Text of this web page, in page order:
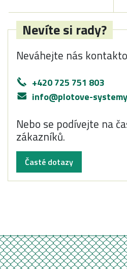
Nevíte si rady?
Neváhejte nás
+420 725 751 803
info@plotove-
Nebo se podívejte na
zákazníků.
Časté dotazy